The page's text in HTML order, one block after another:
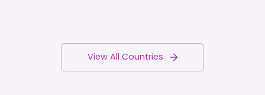
View All Countries